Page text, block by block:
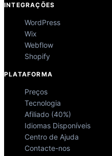
INTEGRAÇÕES
WordPress
Wix
Webflow
Shopify
PLATAFORMA
Preços
Tecnologia
Afiliado (40%)
Idiomas Disponíveis
Centro de Ajuda
Contacte-nos